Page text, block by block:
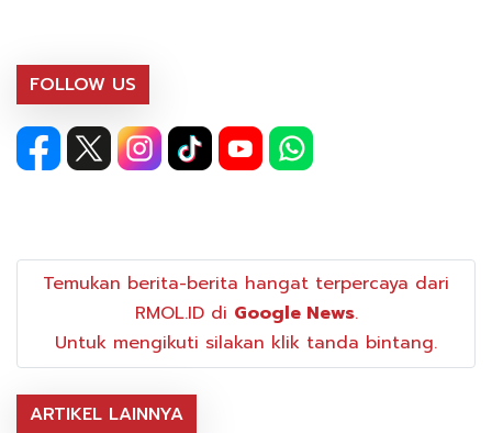
FOLLOW US
Temukan berita-berita hangat terpercaya dari
RMOL.ID di Google News.
Untuk mengikuti silakan klik tanda bintang.
ARTIKEL LAINNYA